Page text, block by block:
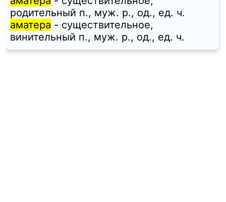
родительный п., муж. p., од., ед. ч.
аматера - существительное,
винительный п., муж. p., од., ед. ч.